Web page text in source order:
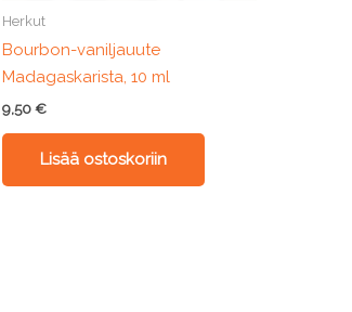
Herkut
Bourbon-vaniljauute
Madagaskarista, 10 ml
9,50€
Lisää ostoskoriin